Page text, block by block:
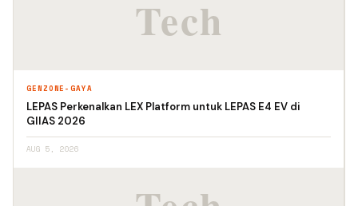
GENZONE-GAYA
LEPAS Perkenalkan LEX Platform untuk LEPAS E4 EV di
GIIAS 2026
AUG 5, 2026